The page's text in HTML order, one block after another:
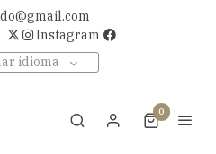
Instagram
idioma
0